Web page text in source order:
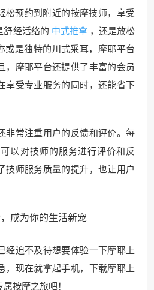
松预约到附近的按摩技师，享受
舒经活络的 中式推拿 ，还是放松
或是独特的川式采耳，摩耶平台
，摩耶平台还提供了丰富的会员
享受专业服务的同时，还能省下
非常注重用户的反馈和评价。每
以对技师的服务进行评价和反
技师服务质量的提升，也让用户
成为你的生活新宠
经迫不及待想要体验一下摩耶上
，现在就拿起手机，下载摩耶上
按摩之旅吧！